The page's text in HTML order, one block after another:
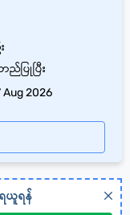
ပြုပြီး
Aug 2026
ရယူရန်